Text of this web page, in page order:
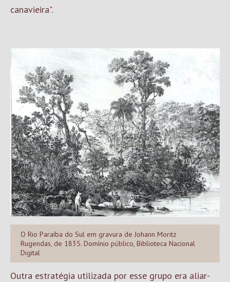
canavieira".
O Rio Paraíba do Sul em gravura de Johann Moritz
Rugendas, de 1835. Domínio público, Biblioteca Nacional
Digital
Outra estratégia utilizada por esse grupo era aliar-